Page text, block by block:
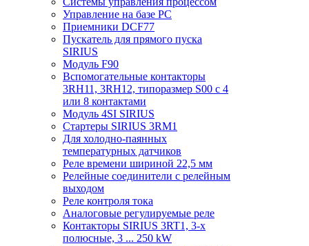
Управление на базе РС
Приемники DCF77
Пускатель для прямого пуска
SIRIUS
Модуль F90
Вспомогательные контакторы
3RH11, 3RH12, типоразмер S00 с 4
или 8 контактами
Модуль 4SI SIRIUS
Стартеры SIRIUS 3RM1
Для холодно-паянных
температурных датчиков
Реле времени шириной 22,5 мм
Релейные соединители с релейным
выходом
Реле контроля тока
Аналоговые регулируемые реле
Контакторы SIRIUS 3RT1, 3-х
полюсные, 3 ... 250 kW